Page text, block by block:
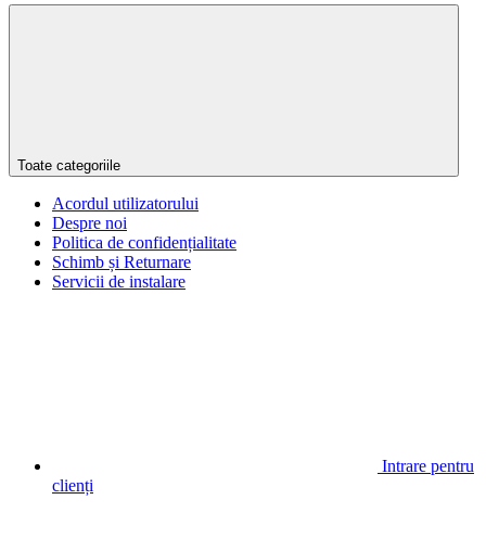
Toate categoriile
Acordul utilizatorului
Despre noi
Politica de confidențialitate
Schimb și Returnare
Servicii de instalare
Intrare pentru
clienți